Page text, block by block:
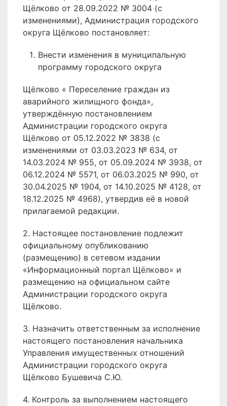
Щёлково от 28.09.2022 № 3004 (с
изменениями), Администрация городского
округа Щёлково постановляет:
Внести изменения в муниципальную
программу городского округа
Щёлково « Переселение граждан из
аварийного жилищного фонда»,
утверждённую постановлением
Администрации городского округа
Щёлково от 05.12.2022 № 3838 (с
изменениями от 03.03.2023 № 634, от
14.03.2024 № 955, от 05.09.2024 № 3938, от
06.12.2024 № 5571, от 06.03.2025 № 990, от
30.04.2025 № 1904, от 14.10.2025 № 4128, от
18.12.2025 № 4968), утвердив её в новой
прилагаемой редакции.
2. Настоящее постановление подлежит
официальному опубликованию
(размещению) в сетевом издании
«Информационный портал Щёлково» и
размещению на официальном сайте
Администрации городского округа
Щёлково.
3. Назначить ответственным за исполнение
настоящего постановления начальника
Управления имущественных отношений
Администрации городского округа
Щёлково Бушевича С.Ю.
4. Контроль за выполнением настоящего